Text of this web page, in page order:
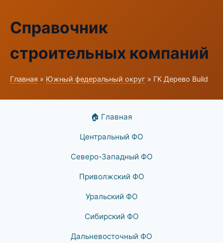
Справочник
строительных компаний
Главная » Южный федеральный округ » ГК Дерево Build
🏠 Главная
Центральный ФО
Северо-Западный ФО
Приволжский ФО
Уральский ФО
Сибирский ФО
Дальневосточный ФО